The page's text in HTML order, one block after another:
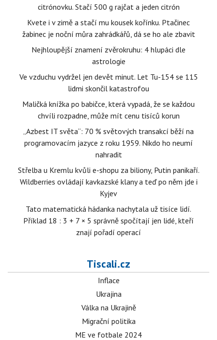
citrónovku. Stačí 500 g rajčat a jeden citrón
Kvete i v zimě a stačí mu kousek kořínku. Ptačinec
žabinec je noční můra zahrádkářů, dá se ho ale zbavit
Nejhloupější znamení zvěrokruhu: 4 hlupáci dle
astrologie
Ve vzduchu vydržel jen devět minut. Let Tu-154 se 115
lidmi skončil katastrofou
Maličká knížka po babičce, která vypadá, že se každou
chvíli rozpadne, může mít cenu tisíců korun
„Azbest IT světa“: 70 % světových transakcí běží na
programovacím jazyce z roku 1959. Nikdo ho neumí
nahradit
Střelba u Kremlu kvůli e-shopu za biliony, Putin panikaří.
Wildberries ovládají kavkazské klany a teď po něm jde i
Kyjev
Tato matematická hádanka nachytala už tisíce lidí.
Příklad 18 : 3 + 7 × 5 správně spočítají jen lidé, kteří
znají pořadí operací
Tiscali.cz
Inflace
Ukrajina
Válka na Ukrajině
Migrační politika
ME ve fotbale 2024